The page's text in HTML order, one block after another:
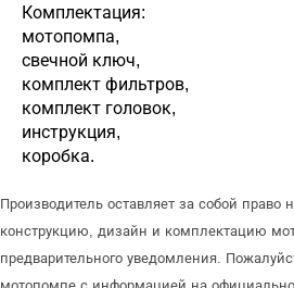
Комплектация:
мотопомпа,
свечной ключ,
комплект фильтров,
комплект головок,
инструкция,
коробка.
Производитель оставляет за собой
конструкцию, дизайн и комплектацию
предварительного уведомления.